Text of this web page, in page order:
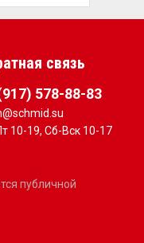
связь
578-88-83
10-19, Сб-Вск 10-17
публичной